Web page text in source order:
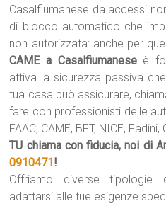
Casalfiumanese da accessi
di blocco automatico che
non autorizzata: anche per
CAME a Casalfiumaneseè
attiva la sicurezza passiva
tua casa può assicurare,
fare con professionisti delle
FAAC, CAME, BFT, NICE,
TU chiama con fiducia, noi di
0910471!
Offriamo diverse tipologie
adattarsi alle tue esigenze